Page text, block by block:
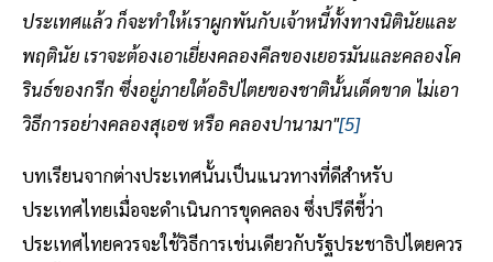
ประเทศแล้ว ก็จะทำให้เราผูกพันกับเจ้าหนี้ทั้งทางนิตินัยและ
พฤตินัย เราจะต้องเอาเยี่ยงคลองคีลของเยอรมันและคลองโค
รินธ์ของกรีก ซึ่งอยู่ภายใต้อธิปไตยของชาตินั้นเด็ดขาด ไม่เอา
วิธีการอย่างคลองสุเอซ หรือ คลองปานามา"[5]
บทเรียนจากต่างประเทศนั้นเป็นแนวทางที่ดีสำหรับ
ประเทศไทยเมื่อจะดำเนินการขุดคลอง ซึ่งปรีดีชี้ว่า
ประเทศไทยควรจะใช้วิธีการเช่นเดียวกับรัฐประชาธิปไตยควร